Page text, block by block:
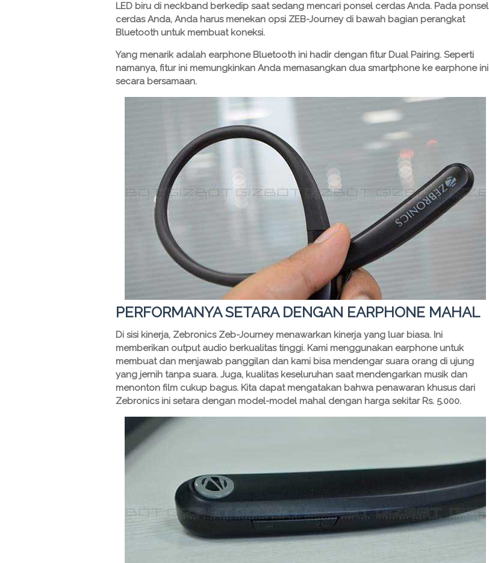
LED biru di neckband berkedip saat sedang mencari ponsel cerdas Anda. Pada ponsel
cerdas Anda, Anda harus menekan opsi ZEB-Journey di bawah bagian perangkat
Bluetooth untuk membuat koneksi.
Yang menarik adalah earphone Bluetooth ini hadir dengan fitur Dual Pairing. Seperti
namanya, fitur ini memungkinkan Anda memasangkan dua smartphone ke earphone ini
secara bersamaan.
PERFORMANYA SETARA DENGAN EARPHONE MAHAL
Di sisi kinerja, Zebronics Zeb-Journey menawarkan kinerja yang luar biasa. Ini
memberikan output audio berkualitas tinggi. Kami menggunakan earphone untuk
membuat dan menjawab panggilan dan kami bisa mendengar suara orang di ujung
yang jernih tanpa suara. Juga, kualitas keseluruhan saat mendengarkan musik dan
menonton film cukup bagus. Kita dapat mengatakan bahwa penawaran khusus dari
Zebronics ini setara dengan model-model mahal dengan harga sekitar Rs. 5.000.